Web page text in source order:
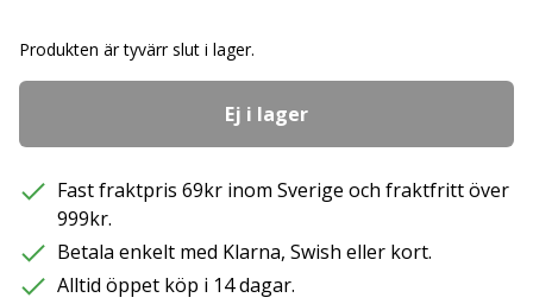
Produkten är tyvärr slut i lager.
Ej i lager
Fast fraktpris 69kr inom Sverige och fraktfritt över
999kr.
Betala enkelt med Klarna, Swish eller kort.
Alltid öppet köp i 14 dagar.